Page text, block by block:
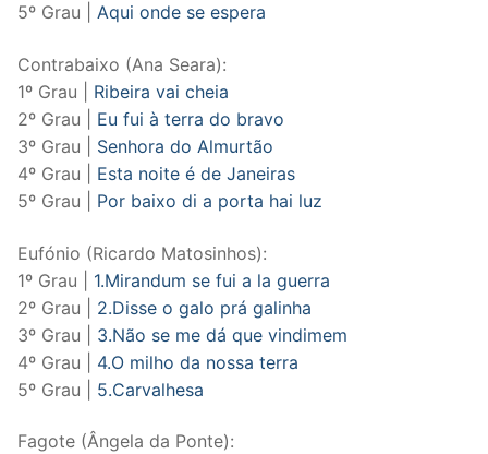
5º Grau | Aqui onde se espera
Contrabaixo (Ana Seara):
1º Grau | Ribeira vai cheia
2º Grau | Eu fui à terra do bravo
3º Grau | Senhora do Almurtão
4º Grau | Esta noite é de Janeiras
5º Grau | Por baixo di a porta hai luz
Eufónio (Ricardo Matosinhos):
1º Grau | 1.Mirandum se fui a la guerra
2º Grau | 2.Disse o galo prá galinha
3º Grau | 3.Não se me dá que vindimem
4º Grau | 4.O milho da nossa terra
5º Grau | 5.Carvalhesa
Fagote (Ângela da Ponte):